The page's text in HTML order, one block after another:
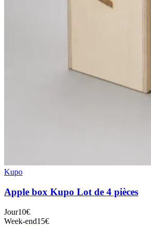
Kupo
Apple box Kupo Lot de 4 pièces
Jour10€
Week-end15€